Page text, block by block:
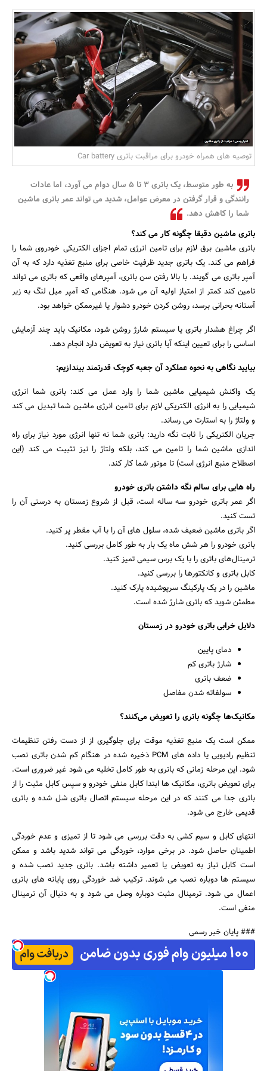
بانک، بیمه و سرمایه
مسکن و ساختمان
توصیه های همراه خودرو برای مراقبت باتری Car battery
به طور متوسط، یک باتری 3 تا 5 سال دوام می آورد، اما عادات
رانندگی و قرار گرفتن در معرض عوامل، شدید می تواند عمر باتری ماشین
شما را کاهش دهد.
باتری ماشین دقیقا چگونه کار می کند؟
باتری ماشین برق لازم برای تامین انرژی تمام اجزای الکتریکی خودروی شما را
فراهم می کند. یک باتری جدید ظرفیت خاصی برای منبع تغذیه دارد که به آن
آمپر باتری می گویند. با بالا رفتن سن باتری، آمپرهای واقعی که باتری می تواند
تامین کند کمتر از امتیاز اولیه آن می شود. هنگامی که آمپر میل لنگ به زیر
آستانه بحرانی برسد، روشن کردن خودرو دشوار یا غیرممکن خواهد بود.
اگر چراغ هشدار باتری یا سیستم شارژ روشن شود، مکانیک باید چند آزمایش
اساسی را برای تعیین اینکه آیا باتری نیاز به تعویض دارد انجام دهد.
بیایید نگاهی به نحوه عملکرد آن جعبه کوچک قدرتمند بیندازیم:
یک واکنش شیمیایی ماشین شما را وارد عمل می کند: باتری شما انرژی
شیمیایی را به انرژی الکتریکی لازم برای تامین انرژی ماشین شما تبدیل می کند
و ولتاژ را به استارت می رساند.
جریان الکتریکی را ثابت نگه دارید: باتری شما نه تنها انرژی مورد نیاز برای راه
اندازی ماشین شما را تامین می کند، بلکه ولتاژ را نیز تثبیت می کند (این
اصطلاح منبع انرژی است) تا موتور شما کار کند.
راه هایی برای سالم نگه داشتن باتری خودرو
اگر عمر باتری خودرو سه ساله است، قبل از شروع زمستان به درستی آن را
تست کنید.
اگر باتری ماشین ضعیف شده، سلول های آن را با آب مقطر پر کنید.
باتری خودرو را هر شش ماه یک بار به طور کامل بررسی کنید.
ترمینال‌های باتری را با یک برس سیمی تمیز کنید.
کابل باتری و کانکتورها را بررسی کنید.
ماشین را در یک پارکینگ سرپوشیده پارک کنید.
مطمئن شوید که باتری شارژ شده است.
دلایل خرابی باتری خودرو در زمستان
دمای پایین
شارژ باتری کم
ضعف باتری
سولفاته شدن مفاصل
مکانیک‌ها چگونه باتری را تعویض می‌کنند؟
ممکن است یک منبع تغذیه موقت برای جلوگیری از از دست رفتن تنظیمات
تنظیم رادیویی یا داده های PCM ذخیره شده در هنگام کم شدن باتری نصب
شود. این مرحله زمانی که باتری به طور کامل تخلیه می شود غیر ضروری است.
برای تعویض باتری، مکانیک ها ابتدا کابل منفی خودرو و سپس کابل مثبت را از
باتری جدا می کنند که در این مرحله سیستم اتصال باتری شل شده و باتری
قدیمی خارج می شود.
انتهای کابل و سیم کشی به دقت بررسی می شود تا از تمیزی و عدم خوردگی
اطمینان حاصل شود. در برخی موارد، خوردگی می تواند شدید باشد و ممکن
است کابل نیاز به تعویض یا تعمیر داشته باشد. باتری جدید نصب شده و
سیستم ها دوباره نصب می شوند. ترکیب ضد خوردگی روی پایانه های باتری
اعمال می شود. ترمینال مثبت دوباره وصل می شود و به دنبال آن ترمینال
منفی است.
### پایان خبر رسمی